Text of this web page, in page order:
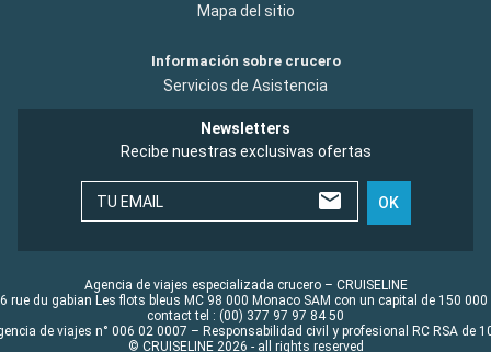
Mapa del sitio
Información sobre crucero
Servicios de Asistencia
Newsletters
Recibe nuestras exclusivas ofertas
TU EMAIL OK
Agencia de viajes especializada crucero – CRUISELINE
rue du gabian Les flots bleus MC 98 000 Monaco SAM con un capital de 150 000
contact tel : (00) 377 97 97 84 50
de viajes n° 006 02 0007 – Responsabilidad civil y profesional RC RSA de
© CRUISELINE 2026 - all rights reserved